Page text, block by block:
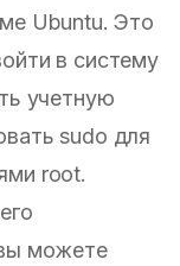
Ubuntu. Это
в систему
учетную
sudo для
root.
можете